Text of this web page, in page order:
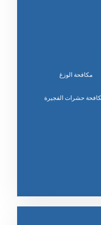
مكافحة الوزغ
حشرات الفجيرة